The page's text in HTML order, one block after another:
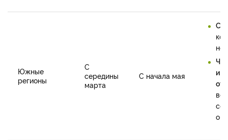
Южные
регионы
С
середины
марта
С начала мая
и